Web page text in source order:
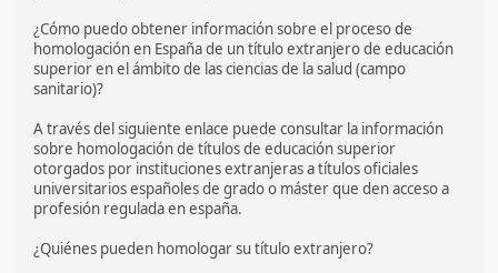
¿Cómo puedo obtener información sobre el proceso de
homologación en España de un título extranjero de educación
superior en el ámbito de las ciencias de la salud (campo
sanitario)?
A través del siguiente enlace puede consultar la información
sobre homologación de títulos de educación superior
otorgados por instituciones extranjeras a títulos oficiales
universitarios españoles de grado o máster que den acceso a
profesión regulada en españa.
¿Quiénes pueden homologar su título extranjero?